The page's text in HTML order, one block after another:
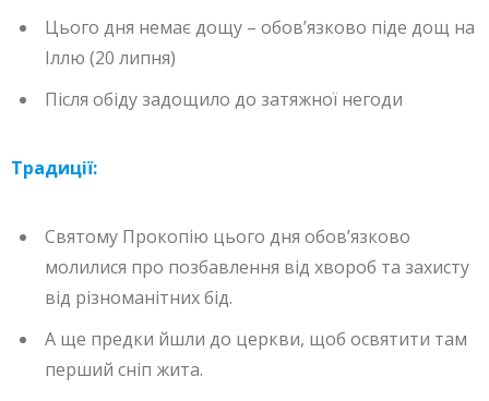
Цього дня немає дощу – обов’язково піде дощ на
Іллю (20 липня)
Після обіду задощило до затяжної негоди
Традиції:
Святому Прокопію цього дня обов’язково
молилися про позбавлення від хвороб та захисту
від різноманітних бід.
А ще предки йшли до церкви, щоб освятити там
перший сніп жита.